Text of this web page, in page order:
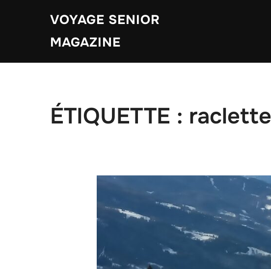
VOYAGE SENIOR
MAGAZINE
ÉTIQUETTE : raclette